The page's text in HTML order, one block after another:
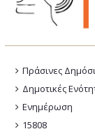
Πράσινες
Δημοτικές
Ενημέρωση
15808